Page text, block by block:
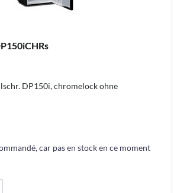
DP150i, chromelock ohne
car pas en stock en ce moment